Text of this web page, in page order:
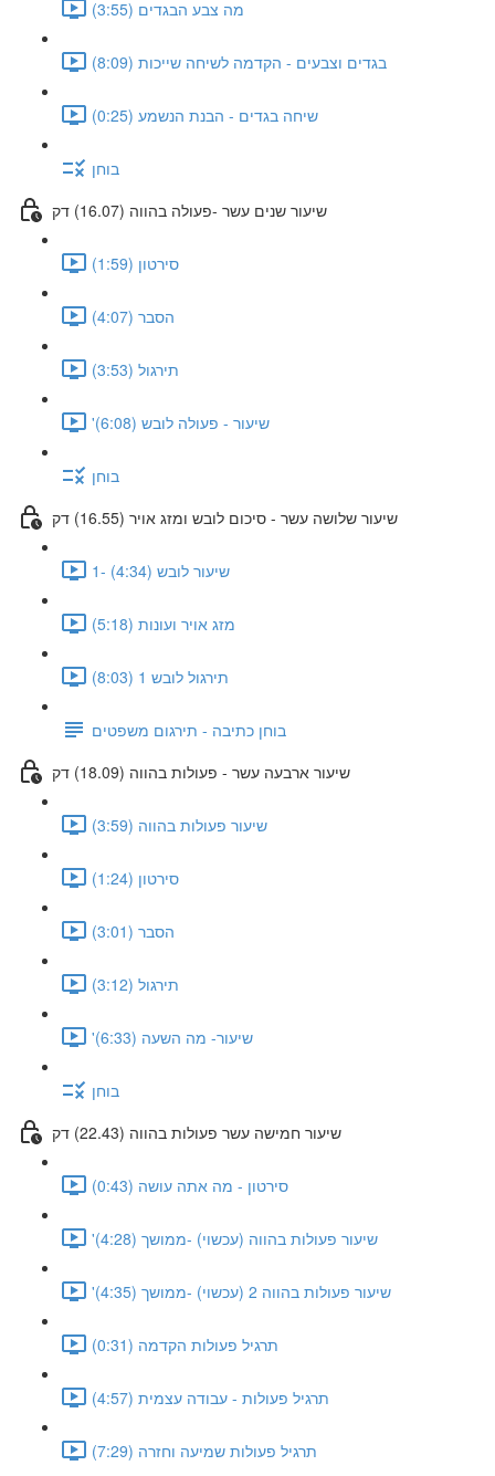
מה צבע הבגדים (3:55)
בגדים וצבעים - הקדמה לשיחה שייכות (8:09)
שיחה בגדים - הבנת הנשמע (0:25)
בוחן
שיעור שנים עשר -פעולה בהווה (16.07) דק
סירטון (1:59)
הסבר (4:07)
תירגול (3:53)
'שיעור - פעולה לובש (6:08)
בוחן
שיעור שלושה עשר - סיכום לובש ומזג אויר (16.55) דק
1- שיעור לובש (4:34)
מזג אויר ועונות (5:18)
תירגול לובש 1 (8:03)
בוחן כתיבה - תירגום משפטים
שיעור ארבעה עשר - פעולות בהווה (18.09) דק
שיעור פעולות בהווה (3:59)
סירטון (1:24)
הסבר (3:01)
תירגול (3:12)
'שיעור- מה השעה (6:33)
בוחן
שיעור חמישה עשר פעולות בהווה (22.43) דק
סירטון - מה אתה עושה (0:43)
'שיעור פעולות בהווה (עכשוי) -ממושך (4:28)
'שיעור פעולות בהווה 2 (עכשוי) -ממושך (4:35)
תרגיל פעולות הקדמה (0:31)
תרגיל פעולות - עבודה עצמית (4:57)
תרגיל פעולות שמיעה וחזרה (7:29)